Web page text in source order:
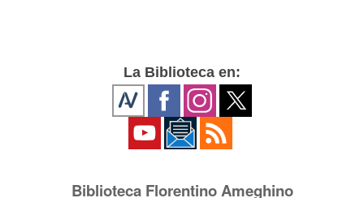
La Biblioteca en:
Biblioteca Florentino Ameghino